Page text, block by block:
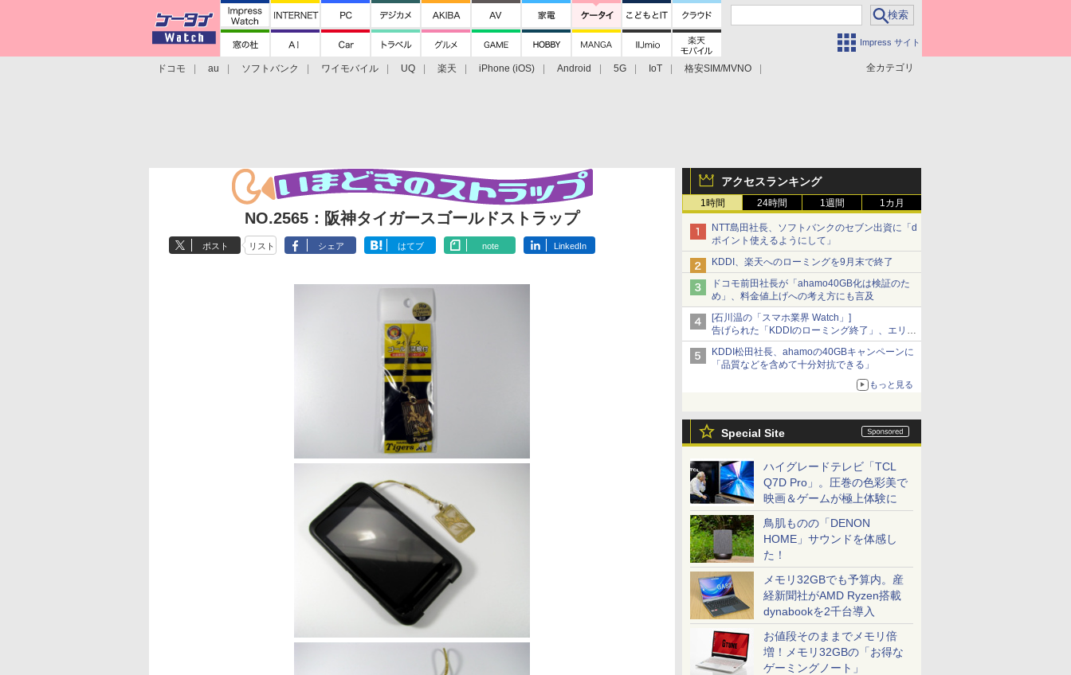
Impress サイト
全カテゴリ
ドコモ au ソフトバンク ワイモバイル UQ 楽天 iPhone (iOS) Android 5G IoT
格安SIM/MVNO
アクセスランキング
1時間 24時間 1週間 1カ月
NTT島田社長、ソフトバンクのセブン出資に「d
ポイント使えるようにして」
KDDI、楽天へのローミングを9月末で終了
ドコモ前田社長が「ahamo40GB化は検証のた
め」、料金値上げへの考え方にも言及
[石川温の「スマホ業界 Watch」]
告げられた「KDDIのローミング終了」、エリア
マップの落とし穴と楽天モバイルの課題
KDDI松田社長、ahamoの40GBキャンペーンに
「品質などを含めて十分対抗できる」
もっと見る
Special Site
ハイグレードテレビ「TCL
Q7D Pro」。圧巻の色彩美で
映画＆ゲームが極上体験に
鳥肌ものの「DENON
HOME」サウンドを体感し
た！
メモリ32GBでも予算内。産
経新聞社がAMD Ryzen搭載
dynabookを2千台導入
お値段そのままでメモリ倍
増！メモリ32GBの「お得な
ゲーミングノート」
NO.2565：阪神タイガースゴールドストラップ
ポスト リスト シェア はてブ note LinkedIn